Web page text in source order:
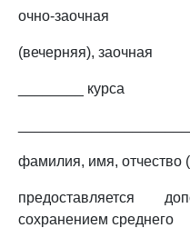
очно-заочная
(вечерняя), заочная
________ курса
фамилия, имя, отчество
предоставляется
сохранением среднего